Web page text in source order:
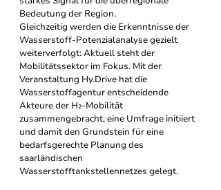
Bedeutung der Region.
Gleichzeitig werden die Erkenntnisse der
Wasserstoff-Potenzialanalyse gezielt
weiterverfolgt: Aktuell steht der
Mobilitätssektor im Fokus. Mit der
Veranstaltung Hy.Drive hat die
Wasserstoffagentur entscheidende
Akteure der H₂-Mobilität
zusammengebracht, eine Umfrage initiiert
und damit den Grundstein für eine
bedarfsgerechte Planung des
saarländischen
Wasserstofftankstellennetzes gelegt.